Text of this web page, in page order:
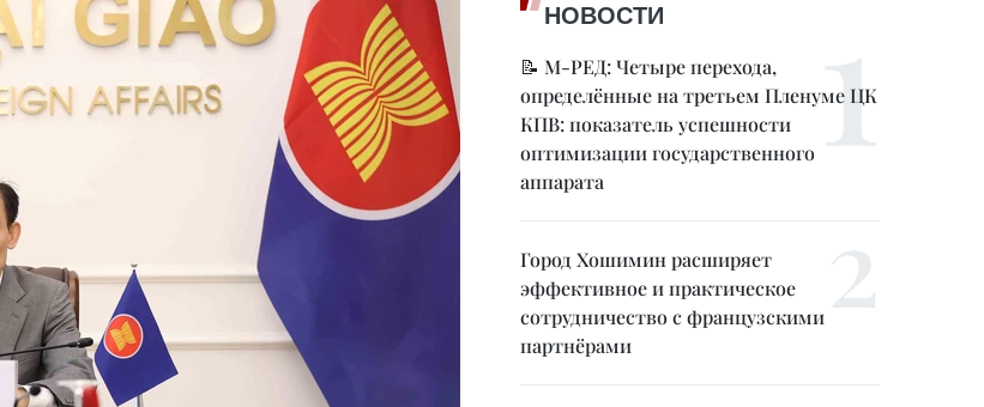
НОВОСТИ
📝 М-РЕД: Четыре перехода,
определённые на третьем Пленуме ЦК
КПВ: показатель успешности
оптимизации государственного
аппарата
Город Хошимин расширяет
эффективное и практическое
сотрудничество с французскими
партнёрами